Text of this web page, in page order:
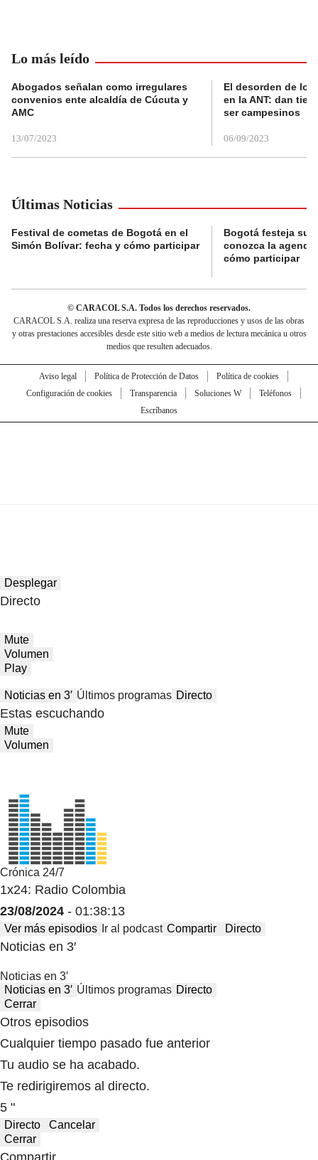
Lo más leído
Abogados señalan como irregulares
convenios ente alcaldía de Cúcuta y
AMC
13/07/2023
El desorden de
en la ANT: dan
ser campesinos
06/09/2023
Últimas Noticias
Festival de cometas de Bogotá en el
Simón Bolívar: fecha y cómo participar
Bogotá festeja su
conozca la
cómo participar
© CARACOL S.A. Todos los derechos reservados.
CARACOL S.A. realiza una reserva expresa de las reproducciones y usos de las obras
y otras prestaciones accesibles desde este sitio web a medios de lectura mecánica u otros
medios que resulten adecuados.
Aviso legal Política de Protección de Datos
Política de cookies
Configuración de cookies
Transparencia Soluciones W
Teléfonos
Escríbanos
Desplegar
Directo
Mute
Volumen
Play
Noticias en 3′ Últimos programas Directo
Estas escuchando
Mute
Volumen
Crónica 24/7
1x24: Radio Colombia
23/08/2024 - 01:38:13
Ver más episodios Ir al podcast Compartir Directo
Noticias en 3′
Noticias en 3′
Noticias en 3′ Últimos programas Directo
Cerrar
Otros episodios
Cualquier tiempo pasado fue anterior
Tu audio se ha acabado.
Te redirigiremos al directo.
5 "
Directo
Cancelar
Cerrar
Compartir